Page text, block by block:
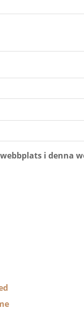
i denna